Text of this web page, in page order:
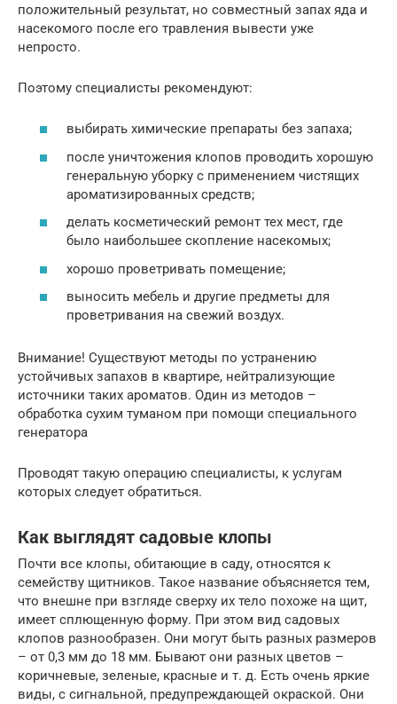
положительный результат, но совместный запах яда и
насекомого после его травления вывести уже
непросто.
Поэтому специалисты рекомендуют:
выбирать химические препараты без запаха;
после уничтожения клопов проводить хорошую
генеральную уборку с применением чистящих
ароматизированных средств;
делать косметический ремонт тех мест, где
было наибольшее скопление насекомых;
хорошо проветривать помещение;
выносить мебель и другие предметы для
проветривания на свежий воздух.
Внимание! Существуют методы по устранению
устойчивых запахов в квартире, нейтрализующие
источники таких ароматов. Один из методов –
обработка сухим туманом при помощи специального
генератора
Проводят такую операцию специалисты, к услугам
которых следует обратиться.
Как выглядят садовые клопы
Почти все клопы, обитающие в саду, относятся к
семейству щитников. Такое название объясняется тем,
что внешне при взгляде сверху их тело похоже на щит,
имеет сплющенную форму. При этом вид садовых
клопов разнообразен. Они могут быть разных размеров
– от 0,3 мм до 18 мм. Бывают они разных цветов –
коричневые, зеленые, красные и т. д. Есть очень яркие
виды, с сигнальной, предупреждающей окраской. Они